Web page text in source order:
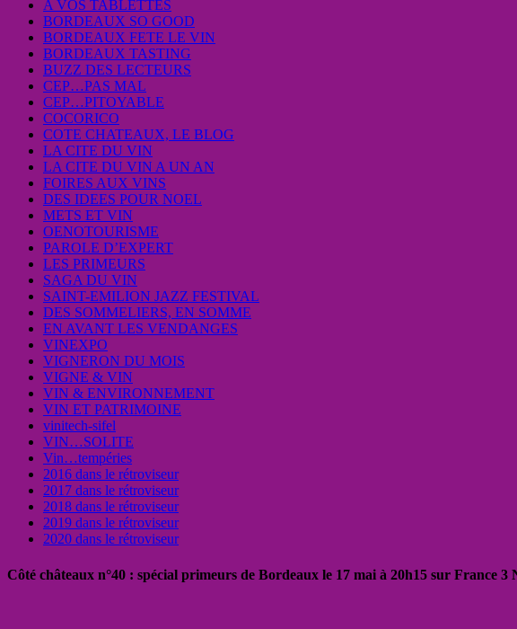
A VOS TABLETTES
BORDEAUX SO GOOD
BORDEAUX FETE LE VIN
BORDEAUX TASTING
BUZZ DES LECTEURS
CEP…PAS MAL
CEP…PITOYABLE
COCORICO
COTE CHATEAUX, LE BLOG
LA CITE DU VIN
LA CITE DU VIN A UN AN
FOIRES AUX VINS
DES IDEES POUR NOEL
METS ET VIN
OENOTOURISME
PAROLE D’EXPERT
LES PRIMEURS
SAGA DU VIN
SAINT-EMILION JAZZ FESTIVAL
DES SOMMELIERS, EN SOMME
EN AVANT LES VENDANGES
VINEXPO
VIGNERON DU MOIS
VIGNE & VIN
VIN & ENVIRONNEMENT
VIN ET PATRIMOINE
vinitech-sifel
VIN…SOLITE
Vin…tempéries
2016 dans le rétroviseur
2017 dans le rétroviseur
2018 dans le rétroviseur
2019 dans le rétroviseur
2020 dans le rétroviseur
Côté châteaux n°40 : spécial primeurs de Bordeaux le 17 mai à 20h15 sur France 3